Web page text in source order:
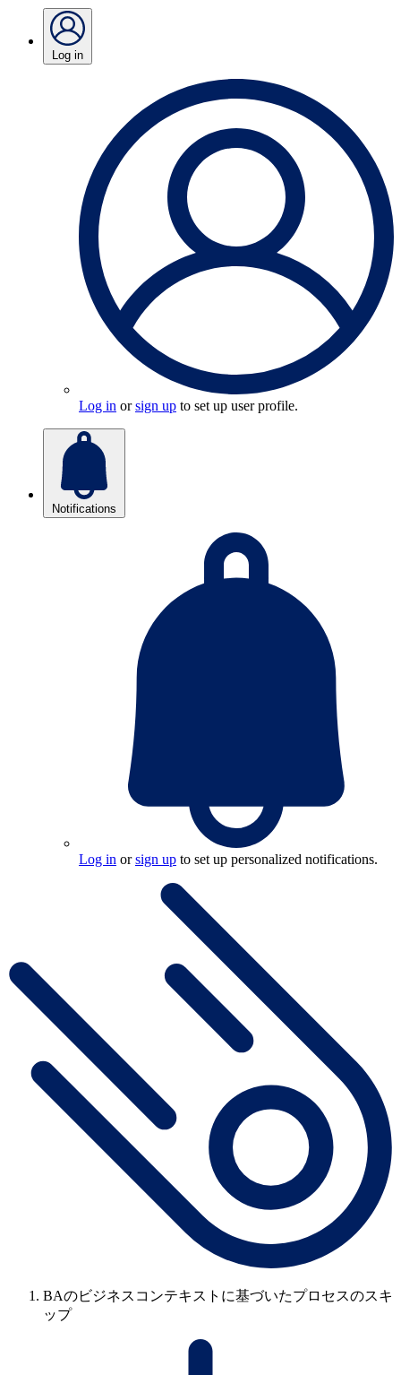
Log in
Log in orsign up to set up user profile.
Notifications
Log in orsign up to set up personalized notifications.
BAのビジネスコンテキストに基づいたプロセスのスキ
ップ